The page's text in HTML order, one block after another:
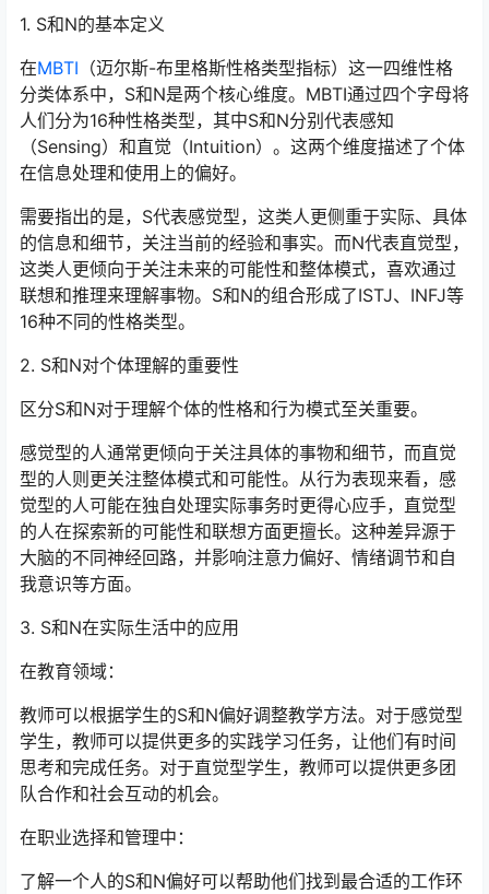
1. S和N的基本定义
在MBTI （迈尔斯-布里格斯性格类型指标）这一四维性格
分类体系中，S和N是两个核心维度。MBTI通过四个字母将
人们分为16种性格类型，其中S和N分别代表感知
（Sensing）和直觉（Intuition）。这两个维度描述了个体
在信息处理和使用上的偏好。
需要指出的是，S代表感觉型，这类人更侧重于实际、具体
的信息和细节，关注当前的经验和事实。而N代表直觉型，
这类人更倾向于关注未来的可能性和整体模式，喜欢通过
联想和推理来理解事物。S和N的组合形成了ISTJ、INFJ等
16种不同的性格类型。
2. S和N对个体理解的重要性
区分S和N对于理解个体的性格和行为模式至关重要。
感觉型的人通常更倾向于关注具体的事物和细节，而直觉
型的人则更关注整体模式和可能性。从行为表现来看，感
觉型的人可能在独自处理实际事务时更得心应手，直觉型
的人在探索新的可能性和联想方面更擅长。这种差异源于
大脑的不同神经回路，并影响注意力偏好、情绪调节和自
我意识等方面。
3. S和N在实际生活中的应用
在教育领域：
教师可以根据学生的S和N偏好调整教学方法。对于感觉型
学生，教师可以提供更多的实践学习任务，让他们有时间
思考和完成任务。对于直觉型学生，教师可以提供更多团
队合作和社会互动的机会。
在职业选择和管理中：
了解一个人的S和N偏好可以帮助他们找到最合适的工作环